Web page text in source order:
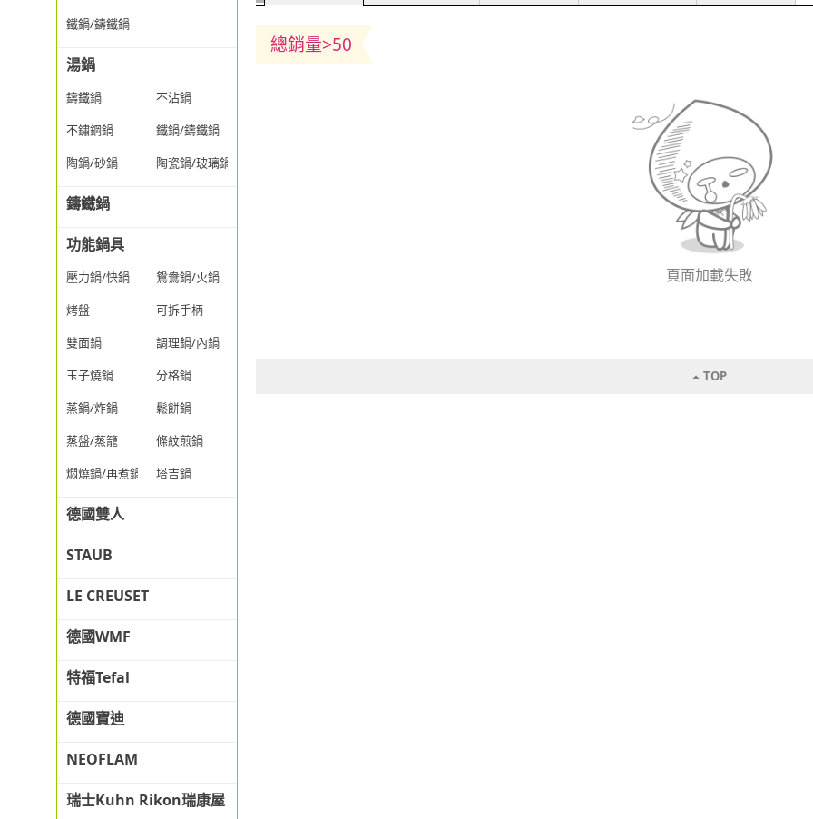
鐵鍋/鑄鐵鍋
湯鍋
鑄鐵鍋
不沾鍋
不鏽鋼鍋
鐵鍋/鑄鐵鍋
陶鍋/砂鍋
陶瓷鍋/玻璃鍋/透明鍋
鑄鐵鍋
功能鍋具
壓力鍋/快鍋
鴛鴦鍋/火鍋
烤盤
可拆手柄
雙面鍋
調理鍋/內鍋
玉子燒鍋
分格鍋
蒸鍋/炸鍋
鬆餅鍋
蒸盤/蒸籠
條紋煎鍋
燜燒鍋/再煮鍋
塔吉鍋
德國雙人
STAUB
LE CREUSET
德國WMF
特福Tefal
德國寶迪
NEOFLAM
瑞士Kuhn Rikon瑞康屋
總銷量>50
頁面加載失敗
TOP